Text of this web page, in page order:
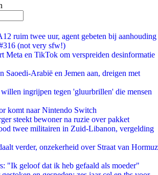
ruim twee uur, agent gebeten bij aanhouding
(not very sfw!)
Meta en TikTok om verspreiden desinformatie
Saoedi-Arabië en Jemen aan, dreigen met
ingrijpen tegen 'gluurbrillen' die mensen
komt naar Nintendo Switch
steekt bewoner na ruzie over pakket
twee militairen in Zuid-Libanon, vergelding
verder, onzekerheid over Straat van Hormuz
"Ik geloof dat ik heb gefaald als moeder"